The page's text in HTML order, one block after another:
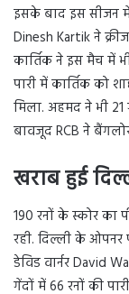
इसके बाद इस सीजन में
Dinesh Kartik ने
कार्तिक ने इस मैच में
पारी में कार्तिक को
मिला. अहमद ने भी 21
बावजूद RCB ने
खराब हुई
190 रनों के स्कोर का
रही. दिल्ली के ओपनर
डेविड वार्नर David
गेंदों में 66 रनों की